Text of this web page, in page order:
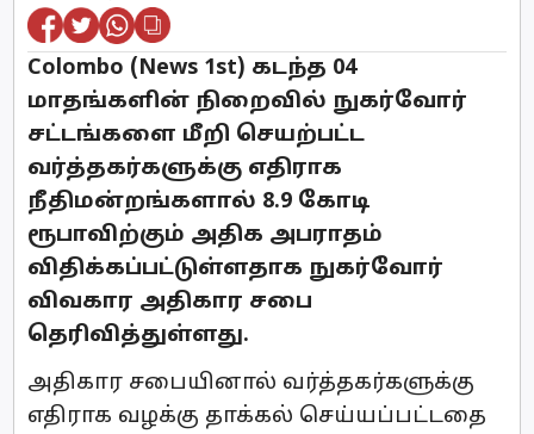
Colombo (News 1st) கடந்த 04
மாதங்களின் நிறைவில் நுகர்வோர்
சட்டங்களை மீறி செயற்பட்ட
வர்த்தகர்களுக்கு எதிராக
நீதிமன்றங்களால் 8.9 கோடி
ரூபாவிற்கும் அதிக அபராதம்
விதிக்கப்பட்டுள்ளதாக நுகர்வோர்
விவகார அதிகார சபை
தெரிவித்துள்ளது.
அதிகார சபையினால் வர்த்தகர்களுக்கு
எதிராக வழக்கு தாக்கல் செய்யப்பட்டதை